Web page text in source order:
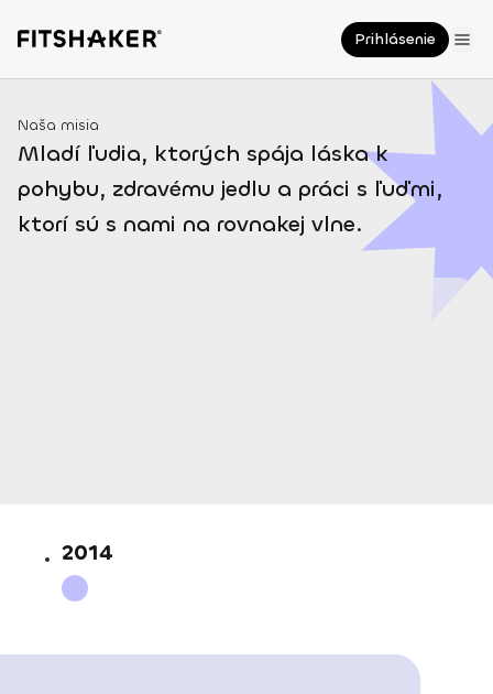
Prihlásenie
Naša misia
Mladí ľudia, ktorých spája láska k
pohybu, zdravému jedlu a práci s ľuďmi,
ktorí sú s nami na rovnakej vlne.
2014